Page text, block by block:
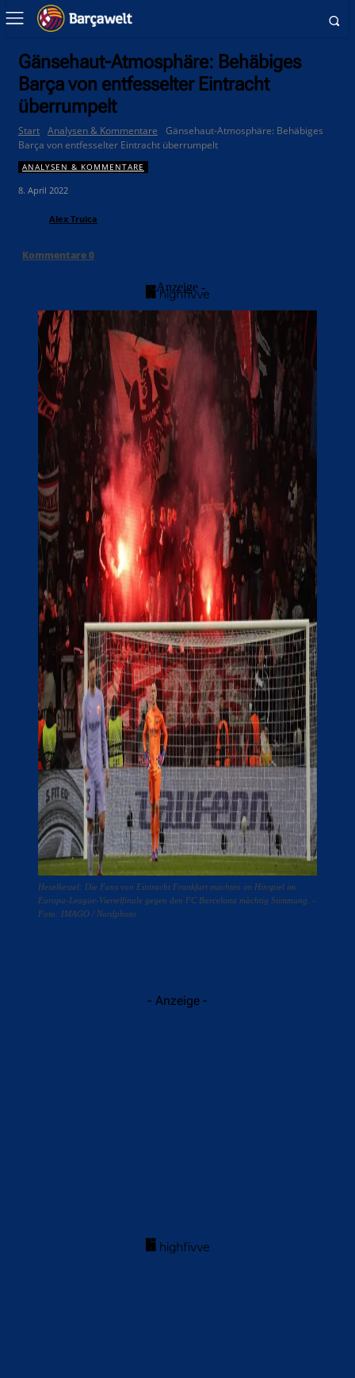
Gänsehaut-Atmosphäre: Behäbiges
Barça von entfesselter Eintracht
überrumpelt
Start Analysen & Kommentare
Gänsehaut-Atmosphäre: Behäbiges
Barça von entfesselter Eintracht überrumpelt
ANALYSEN & KOMMENTARE
8. April 2022
Alex Truica
Kommentare0
- Anzeige -
Hexelkessel: Die Fans von Eintracht Frankfurt machten im Hinspiel im
Europa-League-Viertelfinale gegen den FC Barcelona mächtig Stimmung. -
Foto: IMAGO / Nordphoto
- Anzeige -